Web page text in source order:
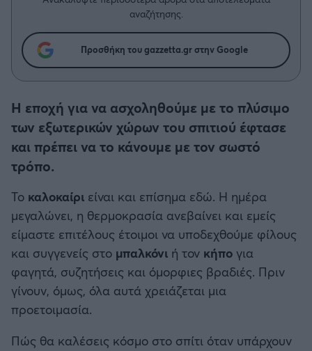
Δημήτρης Τσορμπατζόγλου
Λεβαδειακός
Βόλος
Κηφισιά
Αστέρας Τρίπολης
Παναιτωλικός
Συνεντεύξεις
Μια Ιστορία από την Πόλη
αναζήτησης.
Προσθήκη του gazzetta.gr στην Google
Η εποχή για να ασχοληθούμε με το πλύσιμο
των εξωτερικών χώρων του σπιτιού έφτασε
και πρέπει να το κάνουμε με τον σωστό
τρόπο.
Το καλοκαίρι είναι και επίσημα εδώ. Η ημέρα
μεγαλώνει, η θερμοκρασία ανεβαίνει και εμείς
είμαστε επιτέλους έτοιμοι να υποδεχθούμε φίλους
και συγγενείς στο μπαλκόνι ή τον κήπο για
φαγητά, συζητήσεις και όμορφιες βραδιές. Πριν
γίνουν, όμως, όλα αυτά χρειάζεται μια
προετοιμασία.
Πώς θα καλέσεις κόσμο στο σπίτι όταν υπάρχουν